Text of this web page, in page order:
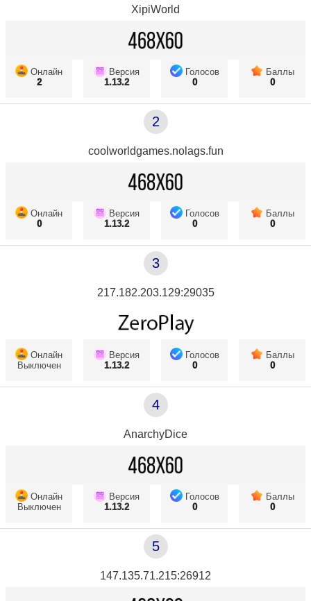
XipiWorld
Онлайн
2
Версия
1.13.2
Голосов
0
Баллы
0
2
coolworldgames.nolags.fun
Онлайн
0
Версия
1.13.2
Голосов
0
Баллы
0
3
217.182.203.129:29035
Онлайн
Выключен
Версия
1.13.2
Голосов
0
Баллы
0
4
AnarchyDice
Онлайн
Выключен
Версия
1.13.2
Голосов
0
Баллы
0
5
147.135.71.215:26912